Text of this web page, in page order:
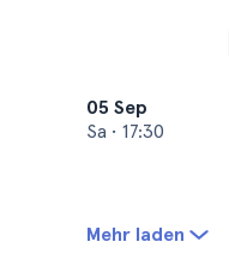
05 Sep
Sa • 17:30
Mehr laden